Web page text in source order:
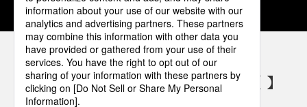
パナソニックの電気設備 SNSアカウント